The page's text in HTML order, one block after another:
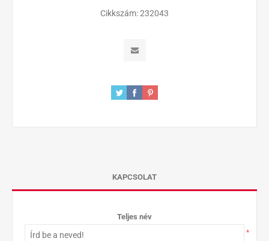
Cikkszám:232043
KAPCSOLAT
Teljes név
*